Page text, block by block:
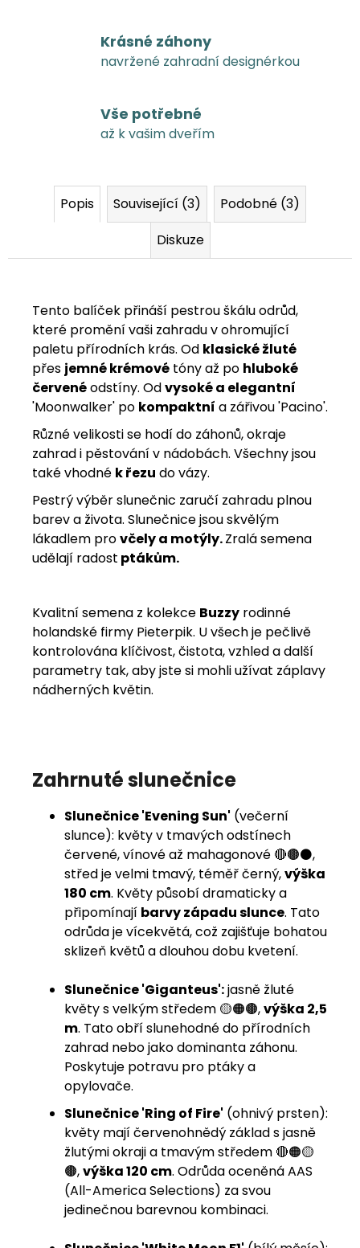
Krásné záhony
navržené zahradní designérkou
Vše potřebné
až k vašim dveřím
Popis Související (3)
Podobné (3)
Diskuze
Tento balíček přináší pestrou škálu odrůd,
které promění vaši zahradu v ohromující
paletu přírodních krás. Od klasické žluté
přes jemné krémové tóny až po hluboké
červenéodstíny. Odvysoké a elegantní
'Moonwalker' po kompaktní a zářivou 'Pacino'.
Různé velikosti se hodí do záhonů, okraje
zahrad i pěstování v nádobách. Všechny jsou
také vhodné k řezu do vázy.
Pestrý výběr slunečnic zaručí zahradu plnou
barev a života. Slunečnice jsou skvělým
lákadlem provčely a motýly.Zralá semena
udělají radost ptákům.
Kvalitní semena z kolekce Buzzy rodinné
holandské firmy Pieterpik. U všech je pečlivě
kontrolována klíčivost, čistota, vzhled a další
parametry tak, aby jste si mohli užívat záplavy
nádherných květin.
Zahrnuté slunečnice
Slunečnice 'Evening Sun' (večerní
slunce): květy v tmavých odstínech
červené, vínové až mahagonové 🔴🟤⚫️,
střed je velmi tmavý, téměř černý,výška
180 cm. Květy působí dramaticky a
připomínají barvy západu slunce. Tato
odrůda je vícekvětá, což zajišťuje bohatou
sklizeň květů a dlouhou dobu kvetení.
Slunečnice 'Giganteus':jasně žluté
květy s velkým středem 🟡🟠🟤,výška 2,5
m. Tato obří slunehodné do přírodních
zahrad nebo jako dominanta záhonu.
Poskytuje potravu pro ptáky a
opylovače.
Slunečnice 'Ring of Fire' (ohnivý prsten):
květy mají červenohnědý základ s jasně
žlutými okraji a tmavým středem 🔴🟠🟡
🟤,výška 120 cm. Odrůda oceněná AAS
(All-America Selections) za svou
jedinečnou barevnou kombinaci.